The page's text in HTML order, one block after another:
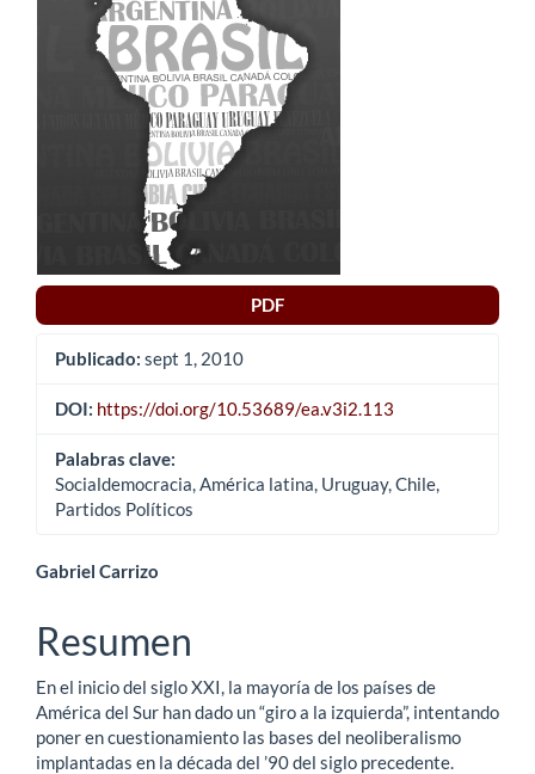
lateral
artículo
PDF
Publicado: sept 1, 2010
DOI: https://doi.org/10.53689/ea.v3i2.113
Palabras clave:
Socialdemocracia, América latina, Uruguay, Chile,
Partidos Políticos
Contenido
principal
del
artículo
Gabriel Carrizo
Resumen
En el inicio del siglo XXI, la mayoría de los países de
América del Sur han dado un “giro a la izquierda”, intentando
poner en cuestionamiento las bases del neoliberalismo
implantadas en la década del ’90 del siglo precedente.